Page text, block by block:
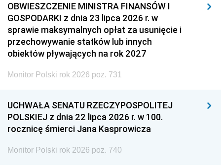
OBWIESZCZENIE MINISTRA FINANSÓW I
GOSPODARKI z dnia 23 lipca 2026 r. w
sprawie maksymalnych opłat za usunięcie i
przechowywanie statków lub innych
obiektów pływających na rok 2027
Monitor Polski rok 2026 poz. 731
UCHWAŁA SENATU RZECZYPOSPOLITEJ
POLSKIEJ z dnia 22 lipca 2026 r. w 100.
rocznicę śmierci Jana Kasprowicza
Monitor Polski rok 2026 poz. 740